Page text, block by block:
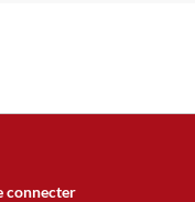
connecter